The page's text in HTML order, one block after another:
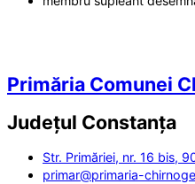
Primăria Comunei
Județul Constanța
Str. Primăriei, nr. 16 bis,
primar@primaria-